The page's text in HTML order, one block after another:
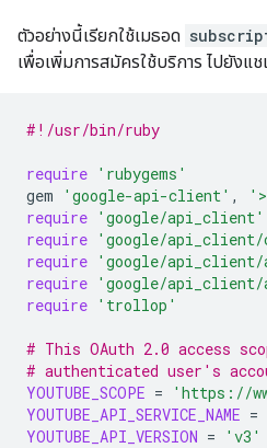
ตัวอย่างนี้เรียกใช้เมธอด
เพื่อเพิ่มการสมัครใช้บริการ ไปยังแ
#!/usr/bin/ruby
require 'rubygems'
gem
'google-api-client' ,
require 'google/api_client'
require 'google/
require 'google/
require 'google/api_client/
require 'trollop'
# This OAuth 2.0 access
# authenticated user's
YOUTUBE_SCOPE =
'https://
YOUTUBE_API_SERVICE_NAME =
YOUTUBE_API_VERSION = 'v3'